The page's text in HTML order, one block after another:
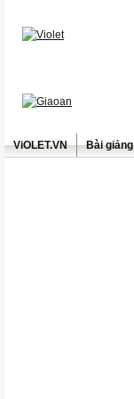
ViOLET.VN Bài giảng